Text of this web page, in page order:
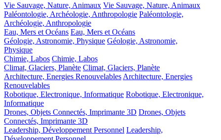
Vie Sauvage, Nature, Animaux Vie Sauvage, Nature, Animaux
Paléontologie, Archéologie, Anthropologie Paléontologie,
Archéologie, Anthropologie
Eau, Mers et Océans Eau, Mers et Océans
Géologie, Astronomie, Physique Géologie, Astronomie,
Physique
Chimie, Labos Chimie, Labos
Climat, Glaciers, Planète Climat, Glaciers, Planète
Architecture, Energies Renouvelables Architecture, Energies
Renouvelables
Robotique, Electronique, Informatique Robotique, Electronique,
Informatique
Drones, Objets Connectés, Imprimante 3D Drones, Objets
Connectés, Imprimante 3D
Leadership, Développement Personnel Leadership,